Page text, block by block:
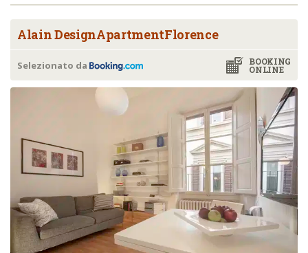
Alain DesignApartmentFlorence
BOOKING
ONLINE
Selezionato da